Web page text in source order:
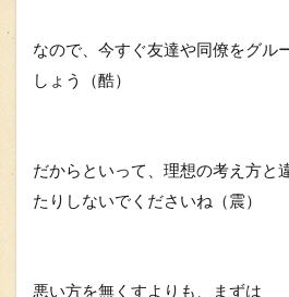
なので、今すぐ友達や同僚をグル
しょう（酷）
だからといって、理想の考え方と
たりしないでくださいね（震）
悪い方を無くすよりも、まずは